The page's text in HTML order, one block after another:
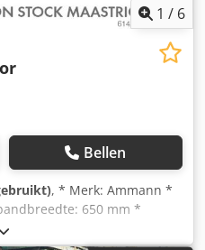
1 / 6
Bellen
, * Merk: Ammann *
650 mm *
kW. Codpfx Aijywnage Toha